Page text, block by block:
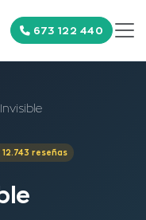
673 122 440
12.743 reseñas